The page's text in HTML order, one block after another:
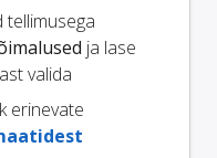
tellimusega
ja lase
valida
erinevate